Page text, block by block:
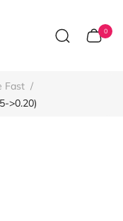
0
Fast /
>0.20)